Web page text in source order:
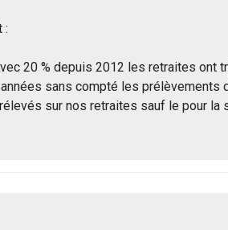
:
20 % depuis 2012 les retraites ont
sans compté les prélèvements
sur nos retraites sauf le pour la